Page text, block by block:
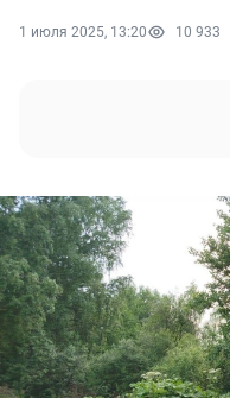
1 июля 2025, 13:20 10 933